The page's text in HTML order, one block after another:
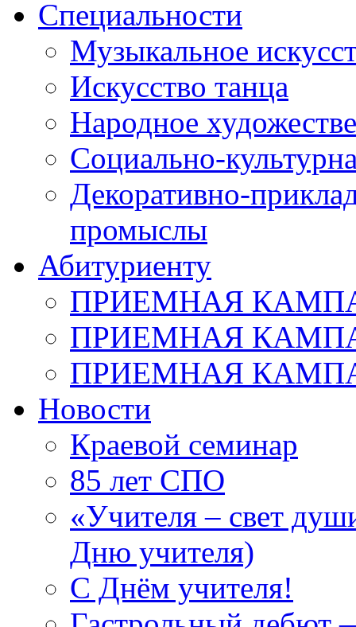
Специальности
Музыкальное
Искусство танца
Народное
Социально-
Декоративно-
промыслы
Абитуриенту
ПРИЕМНАЯ
ПРИЕМНАЯ
ПРИЕМНАЯ
Новости
Краевой семинар
85 лет СПО
«Учителя – свет
Дню учителя)
С Днём учителя!